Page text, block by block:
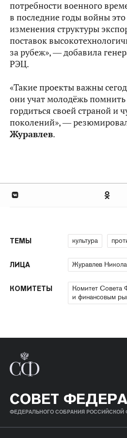
потребности военного
в последние годы войны
изменения структуры
поставок
за рубеж», ― добавила
РЭЦ.
«Такие проекты важны
они учат молодёжь
гордиться своей страной и
поколений», ―
Журавлев.
ТЕМЫ культура
ЛИЦА Журавлев
КОМИТЕТЫ
Комитет Совета
и финансовым
СОВЕТ
ФЕДЕРАЛЬНОГО СОБРАНИЯ РОССИЙСКОЙ